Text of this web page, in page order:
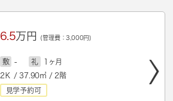
6.5万円 (管理費：3,000円)
敷 - 礼
1ヶ月
2Ｋ / 37.90㎡ / 2階
見学予約可